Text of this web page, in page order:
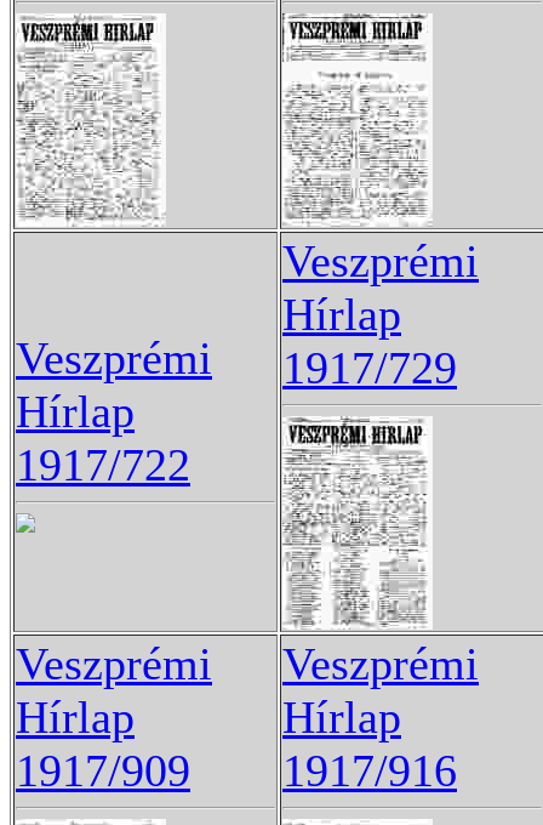
Veszprémi
Hírlap
1917/722
Veszprémi
Hírlap
1917/729
Veszprémi
Hírlap
1917/909
Veszprémi
Hírlap
1917/916